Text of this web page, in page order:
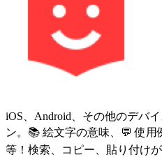
iOS、Android、その他のデバ
ン。📚 絵文字の意味、💬 使用
等！検索、コピー、貼り付けが